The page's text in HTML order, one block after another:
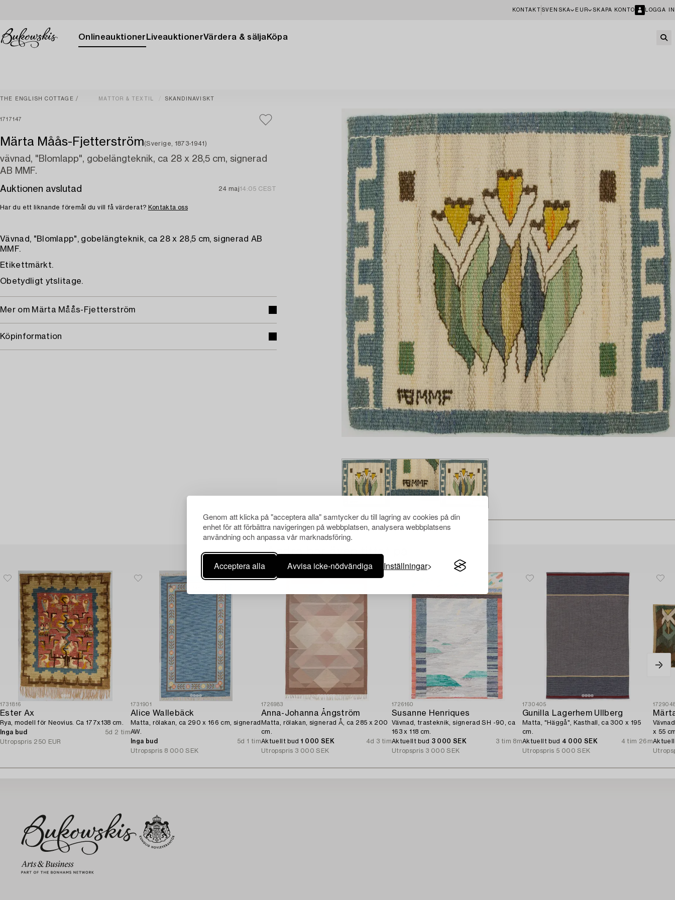
Genom att klicka på "acceptera alla" samtycker du till lagring av cookies på din
enhet för att förbättra navigeringen på webbplatsen, analysera webbplatsens
användning och anpassa vår marknadsföring.
Acceptera alla Avvisa icke-nödvändiga Inställningar
KONTAKT SVENSKA EUR SKAPA KONTO LOGGA IN
Onlineauktioner LiveauktionerVärdera & sälja Köpa
THE ENGLISH COTTAGE MATTOR & TEXTIL SKANDINAVISKT
1717147
Märta Måås-Fjetterström(Sverige, 1873-1941)
vävnad, "Blomlapp", gobelängteknik, ca 28 x 28,5 cm, signerad
AB MMF.
Auktionen avslutad
24 maj14:05 CEST
Har du ett liknande föremål du vill få värderat? Kontakta oss
Vävnad, "Blomlapp", gobelängteknik, ca 28 x 28,5 cm, signerad AB
MMF.
Etikettmärkt.
Obetydligt ytslitage.
Mer om Märta Måås-Fjetterström
Köpinformation
Andra har även tittat på
1731816
Ester Ax
Rya, modell för Neovius. Ca 177x138 cm.
Inga bud
5d 2 tim
Utropspris 250 EUR
1731901
Alice Wallebäck
Matta, rölakan, ca 290 x 166 cm, signerad
AW.
Inga bud
5d 1 tim
Utropspris 8 000 SEK
1726983
Anna-Johanna Ångström
Matta, rölakan, signerad Å, ca 285 x 200
cm.
Aktuellt bud 1 000 SEK
4d 3 tim
Utropspris 3 000 SEK
1726160
Susanne Henriques
Vävnad, trasteknik, signerad SH -90, ca
163 x 118 cm.
Aktuellt bud 3 000 SEK
3 tim 8m
Utropspris 3 000 SEK
1730405
Gunilla Lagerhem Ullberg
Matta, "Häggå", Kasthall, ca 300 x 195
cm.
Aktuellt bud 4 000 SEK
4 tim 26m
Utropspris 5 000 SEK
x 55